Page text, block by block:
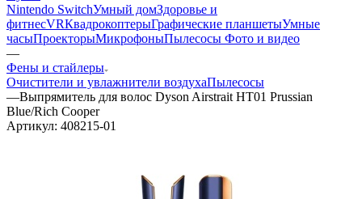
Nintendo SwitchУмный домЗдоровье и
фитнесVRКвадрокоптерыГрафические планшетыУмные
часыПроекторыМикрофоныПылесосы Фото и видео
—
Фены и стайлеры
Очистители и увлажнители воздухаПылесосы
—Выпрямитель для волос Dyson Airstrait HT01 Prussian
Blue/Rich Cooper
Артикул: 408215-01